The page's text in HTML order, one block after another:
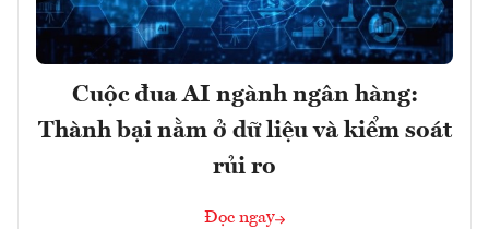
Cuộc đua AI ngành ngân hàng:
Thành bại nằm ở dữ liệu và kiểm soát
rủi ro
Đọc ngay